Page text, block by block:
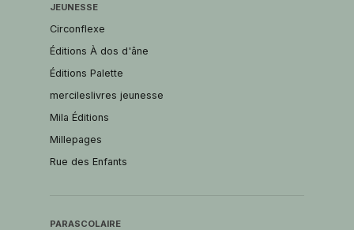
JEUNESSE
Circonflexe
Éditions À dos d'âne
Éditions Palette
mercileslivres jeunesse
Mila Éditions
Millepages
Rue des Enfants
PARASCOLAIRE